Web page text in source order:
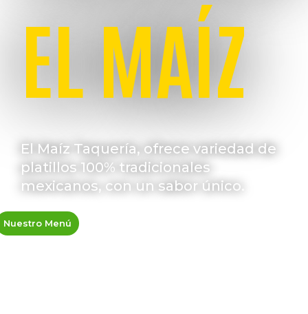
EL MAÍZ
El Maíz Taquería, ofrece variedad de
platillos 100% tradicionales
mexicanos, con un sabor único.
Nuestro Menú